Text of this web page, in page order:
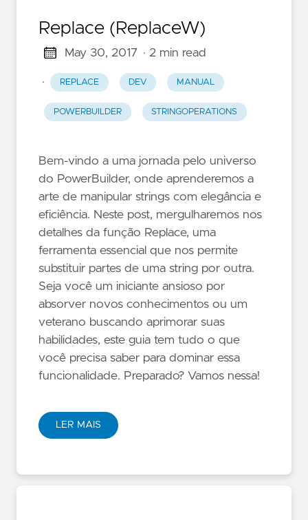
Replace (ReplaceW)
May 30, 2017 · 2 min read
· REPLACE DEV MANUAL
POWERBUILDER STRINGOPERATIONS
Bem-vindo a uma jornada pelo universo
do PowerBuilder, onde aprenderemos a
arte de manipular strings com elegância e
eficiência. Neste post, mergulharemos nos
detalhes da função Replace, uma
ferramenta essencial que nos permite
substituir partes de uma string por outra.
Seja você um iniciante ansioso por
absorver novos conhecimentos ou um
veterano buscando aprimorar suas
habilidades, este guia tem tudo o que
você precisa saber para dominar essa
funcionalidade. Preparado? Vamos nessa!
LER MAIS